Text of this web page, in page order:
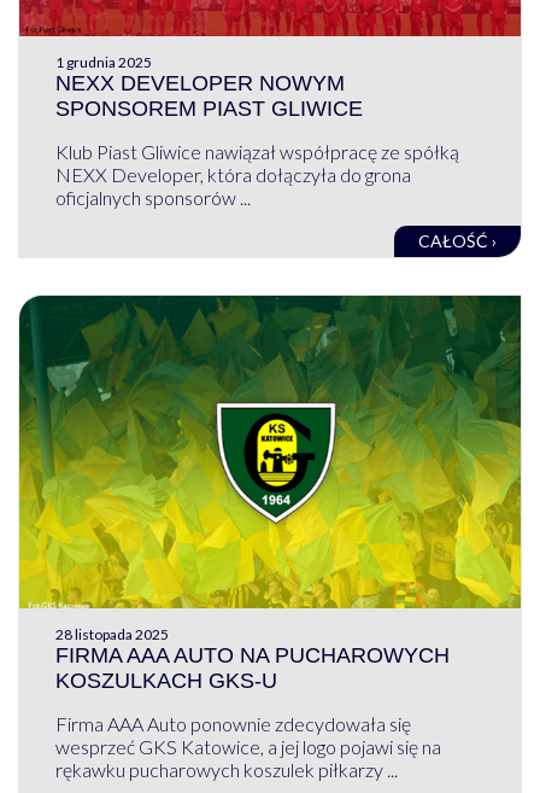
1 grudnia 2025
NEXX DEVELOPER NOWYM
SPONSOREM PIAST GLIWICE
Klub Piast Gliwice nawiązał współpracę ze spółką
NEXX Developer, która dołączyła do grona
oficjalnych sponsorów ...
CAŁOŚĆ ›
28 listopada 2025
FIRMA AAA AUTO NA PUCHAROWYCH
KOSZULKACH GKS-U
Firma AAA Auto ponownie zdecydowała się
wesprzeć GKS Katowice, a jej logo pojawi się na
rękawku pucharowych koszulek piłkarzy ...